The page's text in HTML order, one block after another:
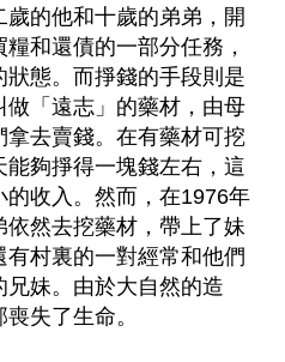
的他和十歲的弟弟，開
和還債的一部分任務，
狀態。而掙錢的手段則是
做「遠志」的藥材，由母
去賣錢。在有藥材可挖
夠掙得一塊錢左右，這
收入。然而，在1976年
然去挖藥材，帶上了妹
村裏的一對經常和他們
妹。由於大自然的造
失了生命。